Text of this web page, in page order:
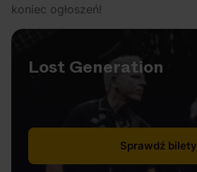
koniec ogłoszeń!
Lost Generation
Sprawdź bilety